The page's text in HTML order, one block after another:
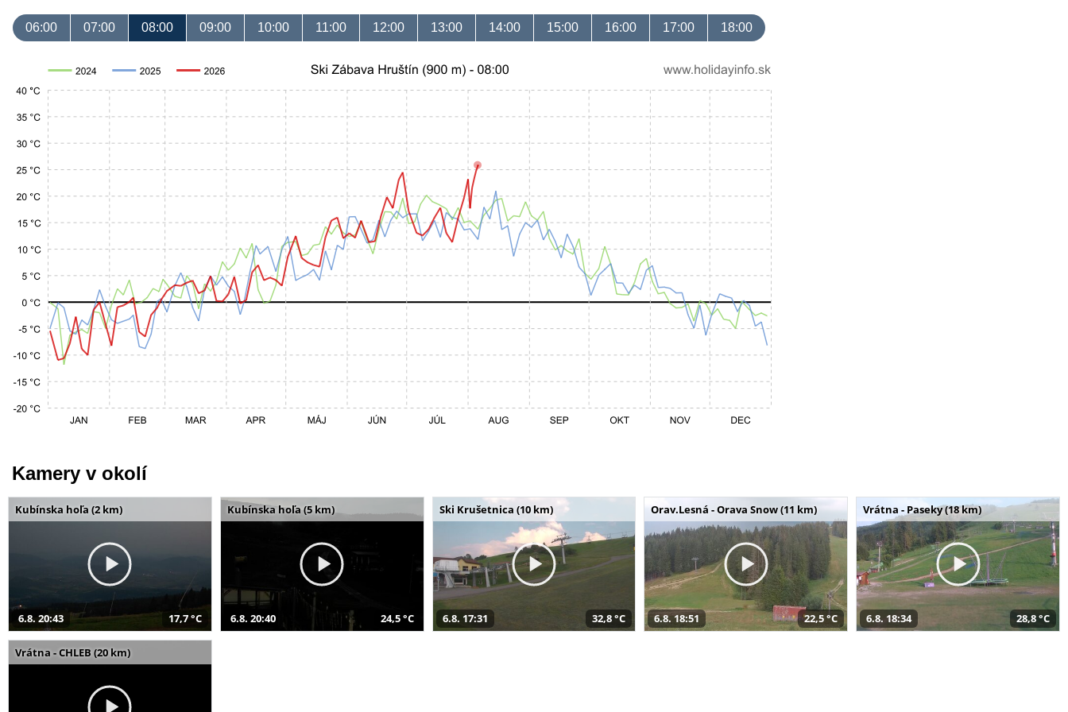
06:00 07:00 08:00 09:00 10:00 11:00 12:00 13:00 14:00 15:00 16:00 17:00 18:00
Kamery v okolí
Kubínska hoľa (2 km)
6.8. 20:43 17,7 °C
Kubínska hoľa (5 km)
6.8. 20:40 24,5 °C
Ski Krušetnica (10 km)
6.8. 17:31 32,8 °C
Orav.Lesná - Orava Snow (11 km)
6.8. 18:51 22,5 °C
Vrátna - Paseky (18 km)
6.8. 18:34 28,8 °C
Vrátna - CHLEB (20 km)